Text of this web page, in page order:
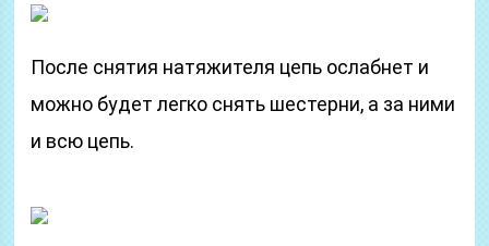
После снятия натяжителя цепь ослабнет и
можно будет легко снять шестерни, а за ними
и всю цепь.